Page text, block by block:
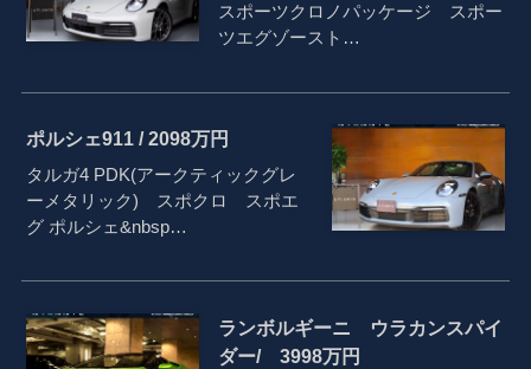
スポーツクロノパッケージ スポー
ツエグゾースト…
ポルシェ911 / 2098万円
タルガ4 PDK(アークティックグレ
ーメタリック) スポクロ スポエ
グ ポルシェ&nbsp…
ランボルギーニ ウラカンスパイ
ダー/ 3998万円